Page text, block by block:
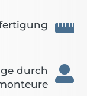


durch